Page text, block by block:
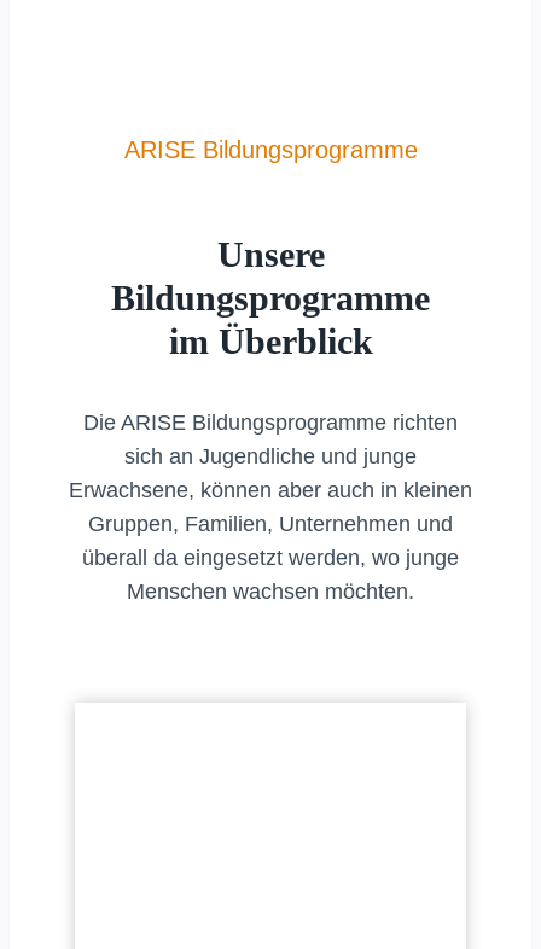
ARISE Bildungsprogramme
Unsere
Bildungsprogramme
im Überblick
Die ARISE Bildungsprogramme richten
sich an Jugendliche und junge
Erwachsene, können aber auch in kleinen
Gruppen, Familien, Unternehmen und
überall da eingesetzt werden, wo junge
Menschen wachsen möchten.